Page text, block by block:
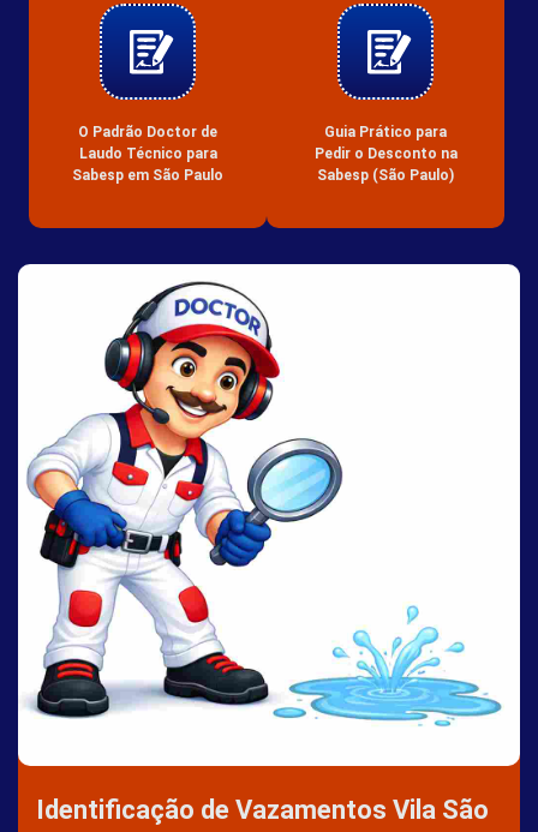
O Padrão Doctor de
Laudo Técnico para
Sabesp em São Paulo
Guia Prático para
Pedir o Desconto na
Sabesp (São Paulo)
Identificação de Vazamentos Vila São